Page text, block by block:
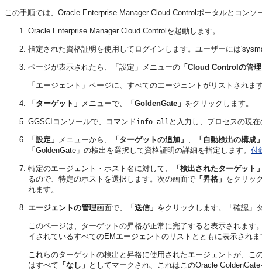
この手順では、Oracle Enterprise Manager Cloud Controlポータルとコン
Oracle Enterprise Manager Cloud Controlを起動します。
指定された資格証明を使用してログインします。ユーザーには
ページが表示されたら、「設定」メニューの 「Cloud Controlの管
「エージェント」ページに、すべてのエージェントがリストされま
「ターゲット」 メニューで、 「GoldenGate」 をクリックします。
GGSCIコンソールで、コマンドinfo all と入力し、プロセスの現
「設定」 メニューから、 「ターゲットの追加」
「自動検出の構成
「GoldenGate」の検出を選択して資格証明の詳細を指定します。 付
特定のエージェント・ホスト名に対して、
「検出されたターゲット
るので、特定のホストを選択します。次の画面で 「昇格」 をクリッ
れます。
エージェントの管理画面で、 「送信」 をクリックします。「確認」
このページは、ターゲットの昇格が正常に完了すると表示されま
イされているすべてのEMエージェントのリストとともに表示されま
これらのターゲットの検出と昇格に使用されたエージェントが、こ
はすべて 「なし」 としてマークされ、これはこのOracle